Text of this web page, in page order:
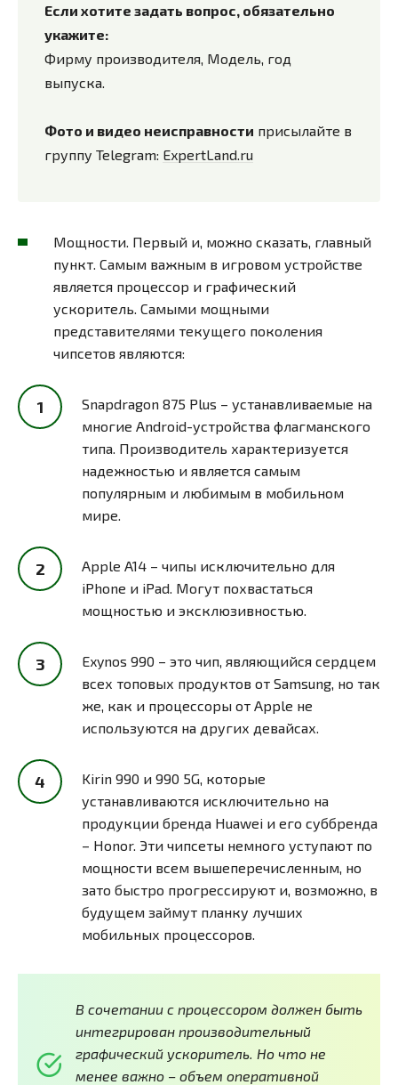
Если хотите задать вопрос, обязательно
укажите:
Фирму производителя, Модель, год
выпуска.
Фото и видео неисправности присылайте в
группу Telegram: ExpertLand.ru
Мощности. Первый и, можно сказать, главный
пункт. Самым важным в игровом устройстве
является процессор и графический
ускоритель. Самыми мощными
представителями текущего поколения
чипсетов являются:
Snapdragon 875 Plus – устанавливаемые на
многие Android-устройства флагманского
типа. Производитель характеризуется
надежностью и является самым
популярным и любимым в мобильном
мире.
Apple A14 – чипы исключительно для
iPhone и iPad. Могут похвастаться
мощностью и эксклюзивностью.
Exynos 990 – это чип, являющийся сердцем
всех топовых продуктов от Samsung, но так
же, как и процессоры от Apple не
используются на других девайсах.
Kirin 990 и 990 5G, которые
устанавливаются исключительно на
продукции бренда Huawei и его суббренда
– Honor. Эти чипсеты немного уступают по
мощности всем вышеперечисленным, но
зато быстро прогрессируют и, возможно, в
будущем займут планку лучших
мобильных процессоров.
В сочетании с процессором должен быть
интегрирован производительный
графический ускоритель. Но что не
менее важно – объем оперативной